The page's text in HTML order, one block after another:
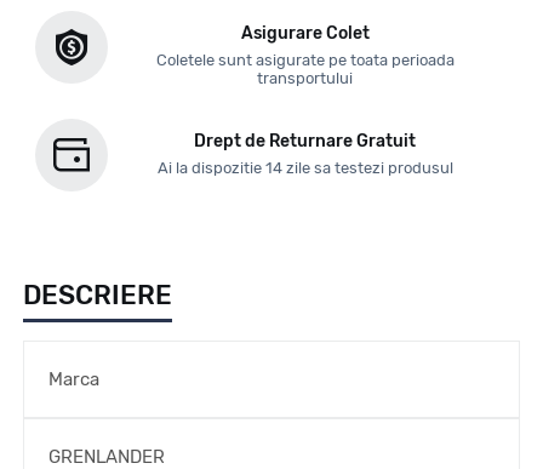
Asigurare Colet
Coletele sunt asigurate pe toata perioada
transportului
Drept de Returnare Gratuit
Ai la dispozitie 14 zile sa testezi produsul
DESCRIERE
Marca
GRENLANDER